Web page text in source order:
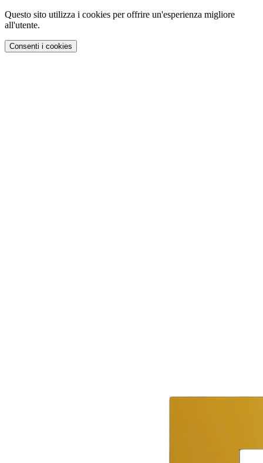
Questo sito utilizza i cookies per offrire un'esperienza migliore
all'utente.
Consenti i cookies